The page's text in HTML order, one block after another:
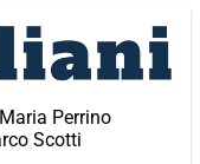
Perrino
Scotti